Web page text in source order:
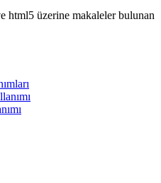
html5 üzerine makaleler bulunan